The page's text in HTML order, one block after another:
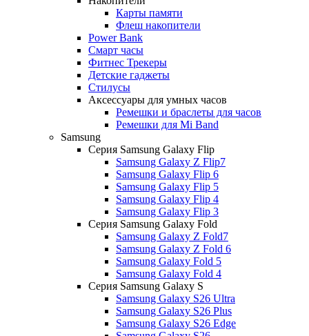
Карты памяти
Флеш накопители
Power Bank
Смарт часы
Фитнес Трекеры
Детские гаджеты
Стилусы
Аксессуары для умных часов
Ремешки и браслеты для часов
Ремешки для Mi Band
Samsung
Серия Samsung Galaxy Flip
Samsung Galaxy Z Flip7
Samsung Galaxy Flip 6
Samsung Galaxy Flip 5
Samsung Galaxy Flip 4
Samsung Galaxy Flip 3
Серия Samsung Galaxy Fold
Samsung Galaxy Z Fold7
Samsung Galaxy Z Fold 6
Samsung Galaxy Fold 5
Samsung Galaxy Fold 4
Серия Samsung Galaxy S
Samsung Galaxy S26 Ultra
Samsung Galaxy S26 Plus
Samsung Galaxy S26 Edge